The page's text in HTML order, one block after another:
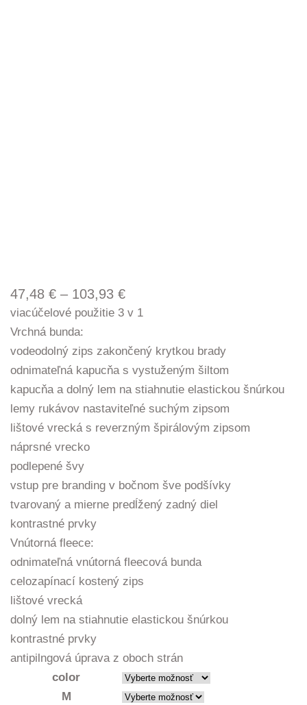
47,48 € – 103,93 €Price
range:
through
103,93 €
viacúčelové použitie 3 v 1
Vrchná bunda:
vodeodolný zips zakončený krytkou brady
odnimateľná kapucňa s vystuženým šiltom
kapucňa a dolný lem na stiahnutie elastickou šnúrkou
lemy rukávov nastaviteľné suchým zipsom
lištové vrecká s reverzným špirálovým zipsom
náprsné vrecko
podlepené švy
vstup pre branding v bočnom šve podšívky
tvarovaný a mierne predĺžený zadný diel
kontrastné prvky
Vnútorná fleece:
odnimateľná vnútorná fleecová bunda
celozapínací kostený zips
lištové vrecká
dolný lem na stiahnutie elastickou šnúrkou
kontrastné prvky
antipilngová úprava z oboch strán
color
M